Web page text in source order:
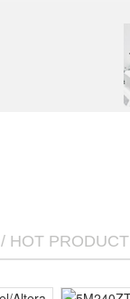
/ HOT PRODUCT